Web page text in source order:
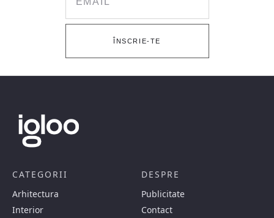
ÎNSCRIE-TE
CATEGORII
Arhitectura
Interior
DESPRE
Publicitate
Contact